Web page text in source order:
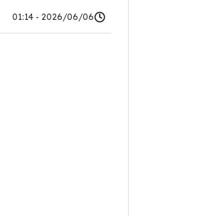
2026/06/06 - 01:14